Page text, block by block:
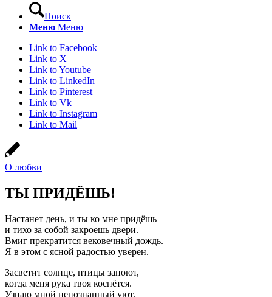
Поиск
Меню Меню
Link to Facebook
Link to X
Link to Youtube
Link to LinkedIn
Link to Pinterest
Link to Vk
Link to Instagram
Link to Mail
О любви
ТЫ ПРИДЁШЬ!
Настанет день, и ты ко мне придёшь
и тихо за собой закроешь двери.
Вмиг прекратится вековечный дождь.
Я в этом с ясной радостью уверен.
Засветит солнце, птицы запоют,
когда меня рука твоя коснётся.
Узнаю мной непознанный уют.